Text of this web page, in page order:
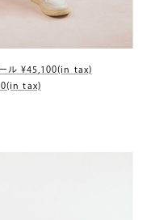
ル ¥45 100(in tax)
tax)